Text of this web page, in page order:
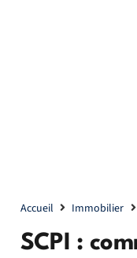
Accueil Immobilier
SCPI :